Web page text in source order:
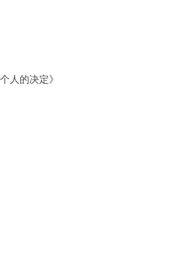
人的决定》